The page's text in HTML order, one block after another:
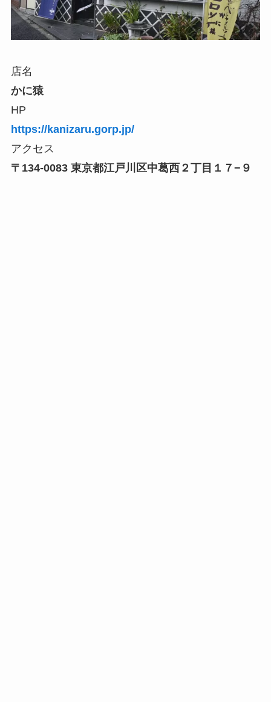
店名
かに猿
HP
https://kanizaru.gorp.jp/
アクセス
〒134-0083 東京都江戸川区中葛西２丁目１７−９